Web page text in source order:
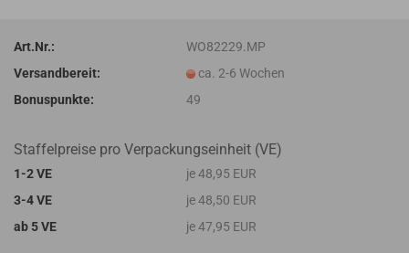
Art.Nr.:
WO82229.MP
Versandbereit:
ca. 2-6 Wochen
Bonuspunkte:
49
Staffelpreise pro Verpackungseinheit (VE)
1-2 VE
je 48,95 EUR
3-4 VE
je 48,50 EUR
ab 5 VE
je 47,95 EUR